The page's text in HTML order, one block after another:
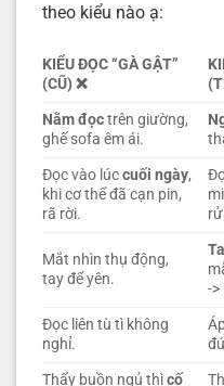
theo kiểu nào ạ:
KIỂU ĐỌC “GÀ GẬT”
(CŨ) ❌
Nằm đọctrên giường,
ghế sofa êm ái.
Đọc vào lúccuối ngày,
khi cơ thể đã cạn pin,
rã rời.
Mắt nhìn thụ động,
tay để yên.
-
Đọc liên tù tì không
nghỉ.
Thấy buồn ngủ thìcố